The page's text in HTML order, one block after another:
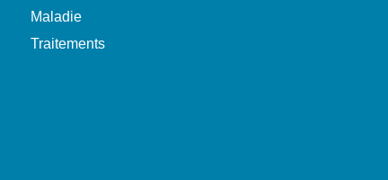
Maladie
Traitements